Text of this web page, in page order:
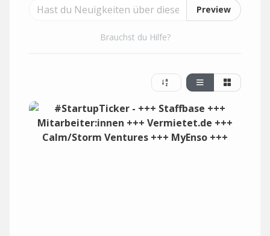
Preview
Brauchst du Hilfe?